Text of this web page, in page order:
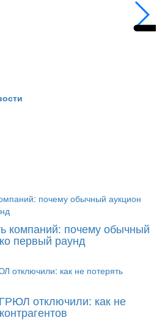
компаний: почему обычный
первый раунд
отключили: как не